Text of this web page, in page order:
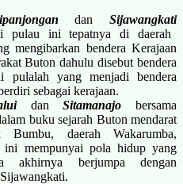
dan Sijawangkati
pulau ini tepatnya di daerah
mengibarkan bendera Kerajaan
Buton dahulu disebut bendera
pulalah yang menjadi bendera
sebagai kerajaan.
danSitamanajo bersama
buku sejarah Buton mendarat
daerah Wakarumba,
ini mempunyai pola hidup yang
akhirnya berjumpa dengan